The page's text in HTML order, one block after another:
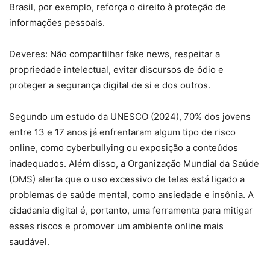
Brasil, por exemplo, reforça o direito à proteção de
informações pessoais.
Deveres: Não compartilhar fake news, respeitar a
propriedade intelectual, evitar discursos de ódio e
proteger a segurança digital de si e dos outros.
Segundo um estudo da UNESCO (2024), 70% dos jovens
entre 13 e 17 anos já enfrentaram algum tipo de risco
online, como cyberbullying ou exposição a conteúdos
inadequados. Além disso, a Organização Mundial da Saúde
(OMS) alerta que o uso excessivo de telas está ligado a
problemas de saúde mental, como ansiedade e insônia. A
cidadania digital é, portanto, uma ferramenta para mitigar
esses riscos e promover um ambiente online mais
saudável.